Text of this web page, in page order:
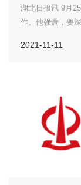
湖北日报讯 9月
作。他强调，要
务国家重大战略
2021-11-11